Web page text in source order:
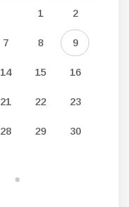
1 2
7 8 9
14 15 16
21 22 23
28 29 30